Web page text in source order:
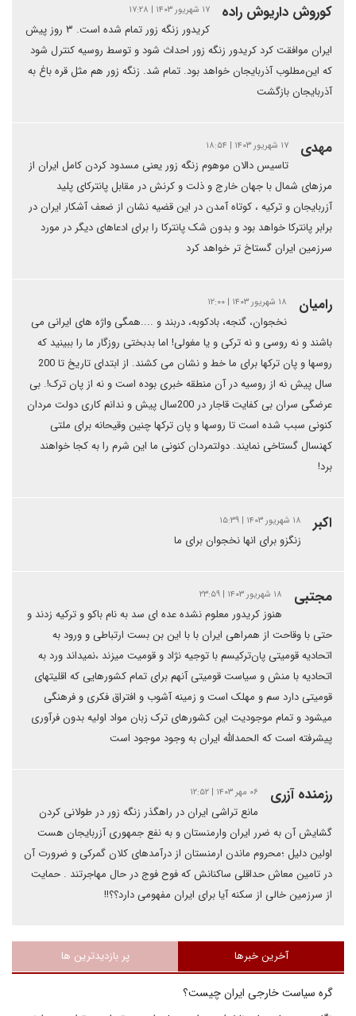
کوروش داریوش راده ۱۷ شهریور ۱۴۰۳ | ۱۷:۲۸
کریدور زنگه زور تمام شده است. ۳ روز پیش
ایران موافقت کرد کریدور زنگه زور احداث شود و توسط روسیه کنترل شود
که این‌مطلوب آذربایجان خواهد بود. تمام شد. زنگه زور هم مثل قره باغ به
آذربایجان بازگشت
مهدی ۱۷ شهریور ۱۴۰۳ | ۱۸:۵۴
تاسیس دالان موهوم زنگه زور یعنی مسدود کردن کامل ایران از
مرزهای شمال با جهان خارج و ذلت و کرنش در مقابل پانترکای پلید
آزربایجان و ترکیه ، کوتاه آمدن در این قضیه نشان از ضعف آشکار ایران در
برابر پانترکا خواهد بود و بدون شک پانترکا را برای ادعاهای دیگر در مورد
سرزمین ایران گستاخ تر خواهد کرد
رامیان ۱۸ شهریور ۱۴۰۳ | ۱۲:۰۰
نخجوان، گنجه، بادکوبه، دربند و ....همگی واژه های ایرانی می
باشند و نه روسی و نه ترکی و یا مغولی! اما بدبختی روزگار ما را ببینید که
روسها و پان ترکها برای ما خط و نشان می کشند. از ابتدای تاریخ تا 200
سال پیش نه از روسیه در آن منطقه خبری بوده است و نه از پان ترک!. بی
عرضگی سران بی کفایت قاجار در 200سال پیش و ندانم کاری دولت مردان
کنونی سبب شده است تا روسها و پان ترکها چنین وقیحانه برای ملتی
کهنسال گستاخی نمایند. دولتمردان کنونی ما این شرم را به کجا خواهند
برد!
اکبر ۱۸ شهریور ۱۴۰۳ | ۱۵:۳۹
زنگزو برای انها نخجوان برای ما
مجتبی ۱۸ شهریور ۱۴۰۳ | ۲۳:۵۹
هنوز کریدور معلوم نشده عده ای سد به نام باکو و ترکیه زدند و
حتی با وقاحت از همراهی ایران با با این بن بست ارتباطی و ورود به
اتحادیه قومیتی پان‌ترکیسم با توجیه نژاد و قومیت میزند ،نمیداند ورد به
اتحادیه با منش و سیاست قومیتی آنهم برای تمام کشورهایی که اقلیتهای
قومیتی دارد سم و مهلک است و زمینه آشوب و افتراق فکری و فرهنگی
میشود و تمام موجودیت این کشورهای ترک زبان مواد اولیه بدون فرآوری
پیشرفته است که الحمدالله ایران به وجود موجود است
رزمنده آزری ۰۶ مهر ۱۴۰۳ | ۱۲:۵۲
مانع تراشی ایران در راهگذر زنگه زور در طولانی کردن
گشایش آن به ضرر ایران وارمنستان و به نفع جمهوری آزربایجان هست
اولین دلیل ؛محروم ماندن ارمنستان از درآمدهای کلان گمرکی و ضرورت آن
در تامین معاش حداقلی ساکنانش که فوح فوج در حال مهاجرتند . حمایت
از سرزمین خالی از سکنه آیا برای ایران مفهومی دارد؟؟!!
آخرین خبرها پر بازدیدترین ها
گره سیاست خارجی ایران چیست؟